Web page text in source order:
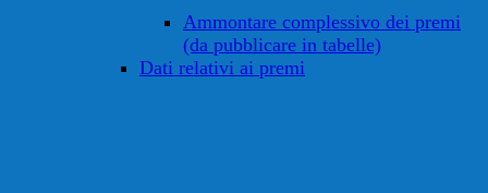
Ammontare complessivo dei premi
(da pubblicare in tabelle)
Dati relativi ai premi